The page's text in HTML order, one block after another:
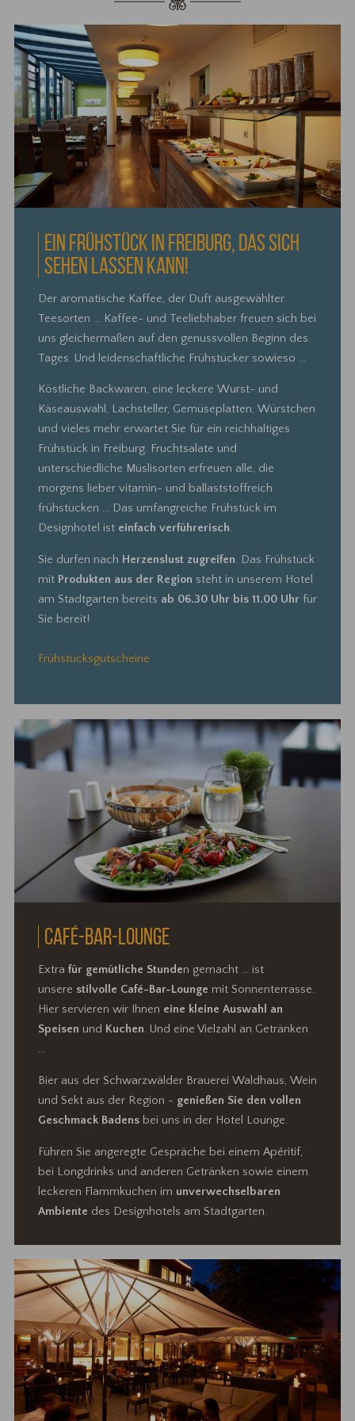
EIN FRÜHSTÜCK IN FREIBURG, DAS SICH
SEHEN LASSEN KANN!
Der aromatische Kaffee, der Duft ausgewählter
Teesorten ... Kaffee- und Teeliebhaber freuen sich bei
uns gleichermaßen auf den genussvollen Beginn des
Tages. Und leidenschaftliche Frühstücker sowieso ...
Köstliche Backwaren, eine leckere Wurst- und
Käseauswahl, Lachsteller, Gemüseplatten, Würstchen
und vieles mehr erwartet Sie für ein reichhaltiges
Frühstück in Freiburg. Fruchtsalate und
unterschiedliche Müslisorten erfreuen alle, die
morgens lieber vitamin- und ballaststoffreich
frühstücken ... Das umfangreiche Frühstück im
Designhotel ist einfach verführerisch.
Sie dürfen nach Herzenslust zugreifen. Das Frühstück
mit Produkten aus der Region steht in unserem Hotel
am Stadtgarten bereits ab 06.30 Uhr bis 11.00 Uhrfür
Sie bereit!
Frühstücksgutscheine
CAFÉ-BAR-LOUNGE
Extra für gemütliche Stunden gemacht ... ist
unsere stilvolle Café-Bar-Lounge mit Sonnenterrasse.
Hier servieren wir Ihnen eine kleine Auswahl an
Speisen und Kuchen. Und eine Vielzahl an Getränken
...
Bier aus der Schwarzwälder Brauerei Waldhaus, Wein
und Sekt aus der Region - genießen Sie den vollen
Geschmack Badensbei uns in der Hotel Lounge.
Führen Sie angeregte Gespräche bei einem Apéritif,
bei Longdrinks und anderen Getränken sowie einem
leckeren Flammkuchen im unverwechselbaren
Ambiente des Designhotels am Stadtgarten.